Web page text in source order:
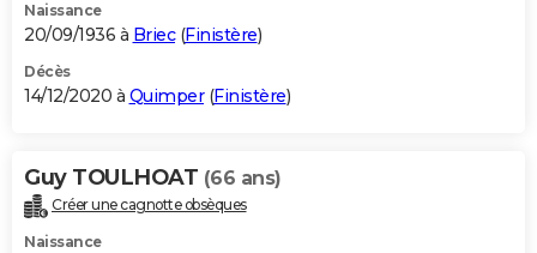
Naissance
20/09/1936 à Briec(Finistère)
Décès
14/12/2020 à Quimper(Finistère)
Guy TOULHOAT (66 ans)
Créer une cagnotte obsèques
Naissance